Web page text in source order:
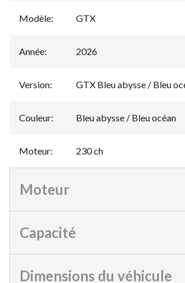
Modèle: GTX
Année: 2026
Version: GTX Bleu abysse / Bleu
Couleur: Bleu abysse / Bleu océan
Moteur: 230 ch
Moteur
Capacité
Dimensions du véhicule